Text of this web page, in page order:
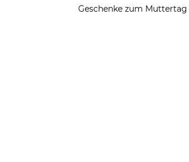
Geschenke zum Muttertag